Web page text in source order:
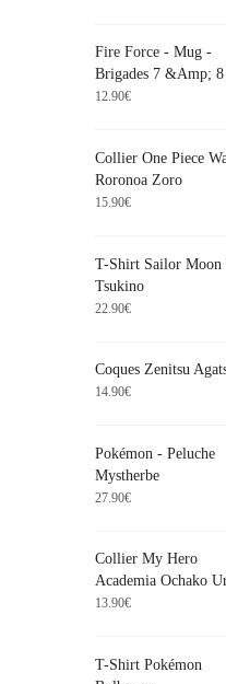
Fire Force - Mug -
Brigades 7 &Amp; 8
12.90€
Collier One Piece
Roronoa Zoro
15.90€
T-Shirt Sailor Moon
Tsukino
22.90€
Coques Zenitsu
14.90€
Pokémon - Peluche
Mystherbe
27.90€
Collier My Hero
Academia Ochako
13.90€
T-Shirt Pokémon